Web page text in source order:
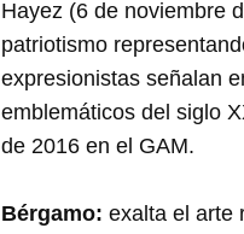
Hayez (6 de noviembre
patriotismo
expresionistas señalan
emblemáticos del siglo
de 2016 en el GAM.
Bérgamo: exalta el arte